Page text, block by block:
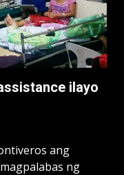
ilayo
ang
ng